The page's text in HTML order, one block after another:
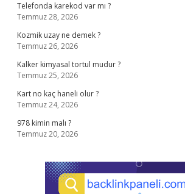
Telefonda karekod var mı ?
Temmuz 28, 2026
Kozmik uzay ne demek ?
Temmuz 26, 2026
Kalker kimyasal tortul mudur ?
Temmuz 25, 2026
Kart no kaç haneli olur ?
Temmuz 24, 2026
978 kimin malı ?
Temmuz 20, 2026